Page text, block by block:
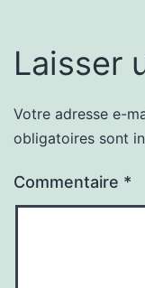
Laisser
Votre adresse e-
obligatoires sont
Commentaire *